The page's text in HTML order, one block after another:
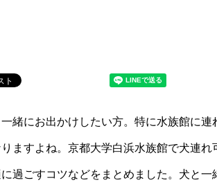
緒にお出かけしたい方。特に水族館に
ますよね。京都大学白浜水族館で犬連
過ごすコツなどをまとめました。犬と